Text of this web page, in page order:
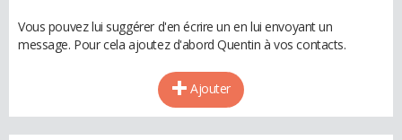
Vous pouvez lui suggérer d'en écrire un en lui envoyant un
message. Pour cela ajoutez d'abord Quentin à vos contacts.
Ajouter